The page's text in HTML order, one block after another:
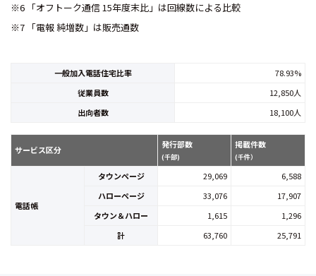
※6 「オフトーク通信 15年度末比」は回線数による比較
※7 「電報 純増数」は販売通数
一般加入電話住宅比率
78.93%
従業員数
12,850人
出向者数
18,100人
サービス区分 発行部数
(千部)
掲載件数
(千件）
電話帳
タウンページ 29,069
6,588
ハローページ
33,076
17,907
タウン＆ハロー
1,615
1,296
計
63,760 25,791